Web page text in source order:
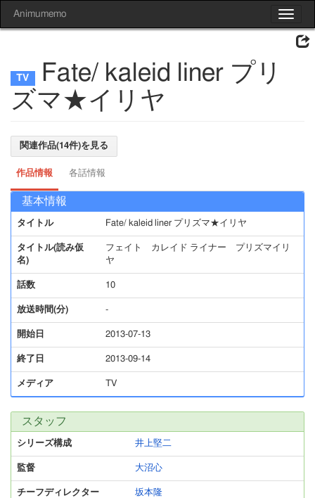
Toggle
Animumemo
Fate/ kaleid liner プリ
ズマ★イリヤ
関連作品(14件)を見る
作品情報 各話情報
基本情報
タイトル Fate/ kaleid liner プリズマ★イリヤ
タイトル(読み仮
名)
フェイト カレイド ライナー プリズマイリ
ヤ
話数 10
放送時間(分) -
開始日 2013-07-13
終了日 2013-09-14
メディア TV
スタッフ
シリーズ構成 井上堅二
監督 大沼心
チーフディレクター 坂本隆